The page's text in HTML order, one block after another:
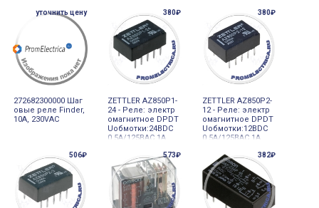
уточнить цену
272682300000 Шаг
овые реле Finder,
10А, 230VAC
380₽
ZETTLER AZ850P1-
24 - Реле: электр
омагнитное DPDT
Uобмотки:24ВDC
0,5A/125ВAC 1А
380₽
ZETTLER AZ850P2-
12 - Реле: электр
омагнитное DPDT
Uобмотки:12ВDC
0,5A/125ВAC 1А
506₽ 573₽ 382₽